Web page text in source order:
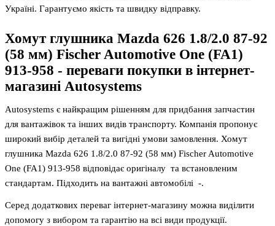
Україні. Гарантуємо якість та швидку відправку.
Хомут глушника Mazda 626 1.8/2.0 87-92
(58 мм) Fischer Automotive One (FA1)
913-958 - переваги покупки в інтернет-
магазині Autosystems
Autosystems є найкращим рішенням для придбання запчастин
для вантажівок та інших видів транспорту. Компанія пропонує
широкий вибір деталей та вигідні умови замовлення. Хомут
глушника Mazda 626 1.8/2.0 87-92 (58 мм) Fischer Automotive
One (FA1) 913-958 відповідає оригіналу та встановленим
стандартам. Підходить на вантажні автомобілі -.
Серед додаткових переваг інтернет-магазину можна виділити
допомогу з вибором та гарантію на всі види продукції.